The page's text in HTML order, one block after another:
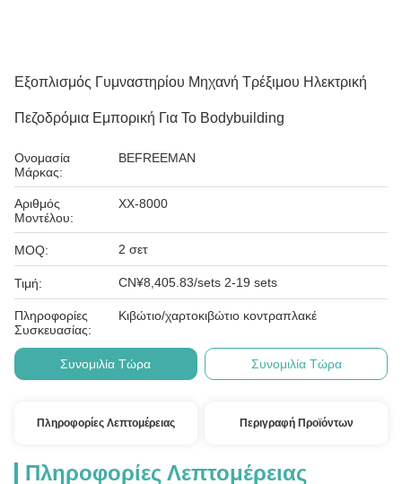
Εξοπλισμός Γυμναστηρίου Μηχανή Τρέξιμου Ηλεκτρική
Πεζοδρόμια Εμπορική Για Το Bodybuilding
Ονομασία
Μάρκας:
BEFREEMAN
Αριθμός
Μοντέλου:
ΧΧ-8000
MOQ: 2 σετ
Τιμή: CN¥8,405.83/sets 2-19 sets
Πληροφορίες
Συσκευασίας:
Κιβώτιο/χαρτοκιβώτιο κοντραπλακέ
Συνομιλία Τώρα Συνομιλία Τώρα
Πληροφορίες Λεπτομέρειας Περιγραφή Προϊόντων
Πληροφορίες Λεπτομέρειας